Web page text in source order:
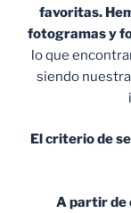
favoritas.
fotogramas y
lo que
siendo
El criterio de
A partir de